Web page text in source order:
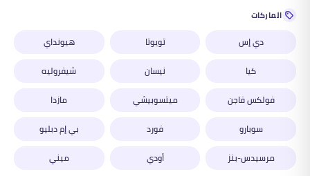
الماركات
دي إس تويوتا
هيونداي
كيا
نيسان
شيفروليه
فولكس فاجن
ميتسوبيشي
مازدا
سوبارو
فورد
بي إم دبليو
مرسيدس-بنز
أودي
ميني